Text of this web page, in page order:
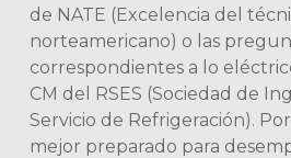
de NATE (Excelencia del
norteamericano) o las
correspondientes a lo
CM del RSES (Sociedad de
Servicio de Refrigeración).
mejor preparado para